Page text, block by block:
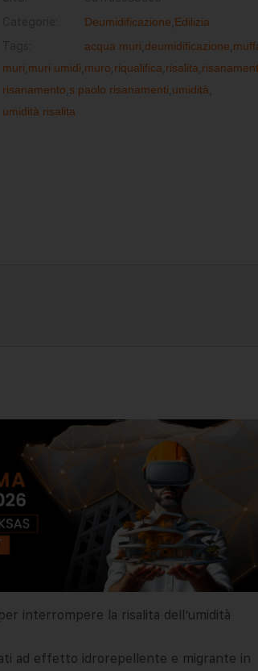
Deumidificazione Edilizia
acqua muri deumidificazione
muri muri umidi muro riqualifica risalita
risanamento s.paolo risanamenti umidità
umidità risalita
interrompere la risalita dell’umidità
ad effetto idrorepellente e migrante in